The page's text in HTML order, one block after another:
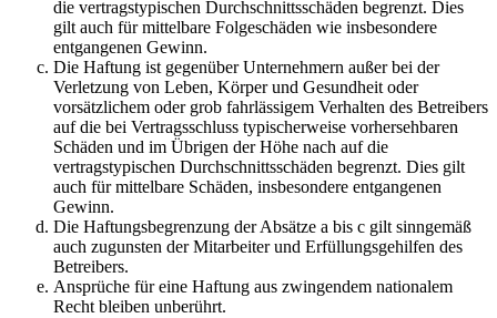
die vertragstypischen Durchschnittsschäden begrenzt. Dies
gilt auch für mittelbare Folgeschäden wie insbesondere
entgangenen Gewinn.
Die Haftung ist gegenüber Unternehmern außer bei der
Verletzung von Leben, Körper und Gesundheit oder
vorsätzlichem oder grob fahrlässigem Verhalten des Betreibers
auf die bei Vertragsschluss typischerweise vorhersehbaren
Schäden und im Übrigen der Höhe nach auf die
vertragstypischen Durchschnittsschäden begrenzt. Dies gilt
auch für mittelbare Schäden, insbesondere entgangenen
Gewinn.
Die Haftungsbegrenzung der Absätze a bis c gilt sinngemäß
auch zugunsten der Mitarbeiter und Erfüllungsgehilfen des
Betreibers.
Ansprüche für eine Haftung aus zwingendem nationalem
Recht bleiben unberührt.